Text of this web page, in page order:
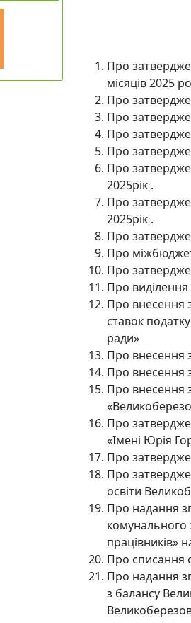
Про
місяців 2025
Про
Про
Про
Про
Про
2025рік .
Про
2025рік .
Про
Про
Про
Про
Про внесення
ставок
ради»
Про внесення
Про внесення
Про внесення
Про
«Імені Юрія
Про
Про
освіти
Про надання
комунального
працівників»
Про списання
Про надання
з балансу